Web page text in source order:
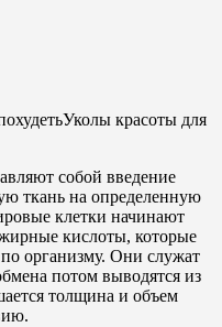
Уколы красоты для
собой введение
ткань на определенную
клетки начинают
кислоты, которые
организму. Они служат
потом выводятся из
толщина и объем